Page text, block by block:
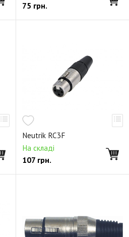
75 грн.
Neutrik RC3F
На складі
107 грн.